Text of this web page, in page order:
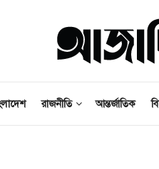
রাজনীতি আন্তর্জাতিক